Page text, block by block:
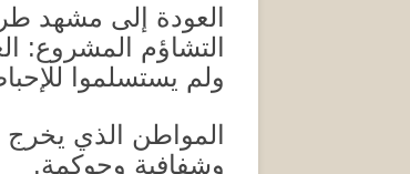
العودة إلى مشهد
التشاؤم المشروع:
ولم يستسلموا
المواطن الذي يخرج
وشفافية وحوكمة.